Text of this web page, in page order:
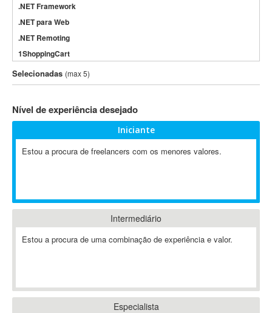
.NET Framework
.NET para Web
.NET Remoting
1ShoppingCart
3DS Max
3GSM
802.11
A-GPS
ABAP
Abaqus
ABBYY FineReader
Ableton
Selecionadas (max 5)
Nível de experiência desejado
Iniciante
Estou a procura de freelancers com os menores valores.
Intermediário
Estou a procura de uma combinação de experiência e valor.
Especialista